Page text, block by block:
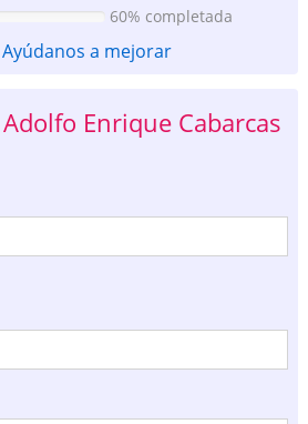
60% completada
Ayúdanos a mejorar
Enrique Cabarcas